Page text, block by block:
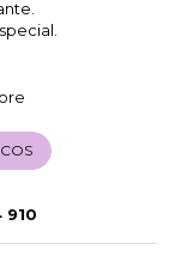
910